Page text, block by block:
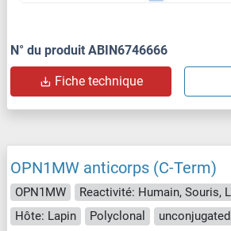
N° du produit ABIN6746666
Fiche technique
OPN1MW anticorps (C-Term)
OPN1MW
Hôte: Lapin
Polyclonal unconjugated